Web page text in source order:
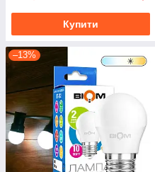
Купити
–13%